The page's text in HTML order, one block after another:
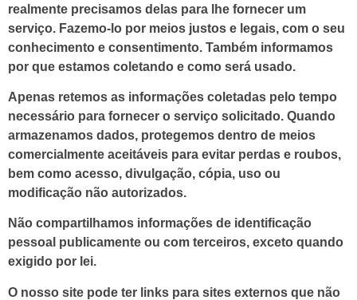
realmente precisamos delas para lhe fornecer um
serviço. Fazemo-lo por meios justos e legais, com o seu
conhecimento e consentimento. Também informamos
por que estamos coletando e como será usado.
Apenas retemos as informações coletadas pelo tempo
necessário para fornecer o serviço solicitado. Quando
armazenamos dados, protegemos dentro de meios
comercialmente aceitáveis ​​para evitar perdas e roubos,
bem como acesso, divulgação, cópia, uso ou
modificação não autorizados.
Não compartilhamos informações de identificação
pessoal publicamente ou com terceiros, exceto quando
exigido por lei.
O nosso site pode ter links para sites externos que não